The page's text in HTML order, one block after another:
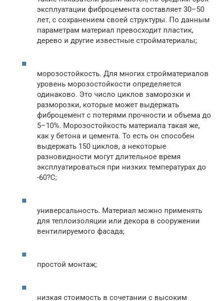
эксплуатации фиброцемента составляет 30–50
лет, с сохранением своей структуры. По данным
параметрам материал превосходит пластик,
дерево и другие известные стройматериалы;
морозостойкость. Для многих стройматериалов
уровень морозостойкости определяется
одинаково. Это число циклов заморозки и
разморозки, которые может выдержать
фиброцемент с потерями прочности и объема до
5–10%. Морозостойкость материала такая же,
как у бетона и цемента. То есть он способен
выдержать 150 циклов, а некоторые
разновидности могут длительное время
эксплуатироваться при низких температурах до
-60?C;
универсальность. Материал можно применять
для теплоизоляции или декора в сооружении
вентилируемого фасада;
простой монтаж;
низкая стоимость в сочетании с высоким